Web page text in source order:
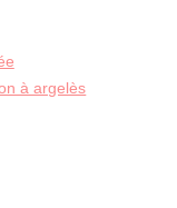
à argelès